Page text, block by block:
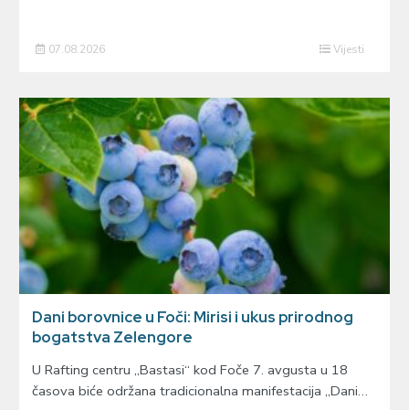
07.08.2026 Vijesti
Dani borovnice u Foči: Mirisi i ukus prirodnog
bogatstva Zelengore
U Rafting centru „Bastasi“ kod Foče 7. avgusta u 18
časova biće održana tradicionalna manifestacija „Dani…